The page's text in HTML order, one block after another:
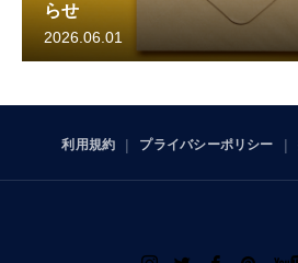
らせ
2026.06.01
利用規約 プライバシーポリシー